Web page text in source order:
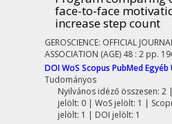
face-to-face
increase step count
GEROSCIENCE: OFFICIAL
ASSOCIATION (AGE) 48 : 2 pp.
DOIWoS Scopus PubMedEgyéb
Tudományos
Nyilvános idéző összesen: 2|
jelölt: 0 | WoS jelölt: 1 |
jelölt: 1 | DOI jelölt: 1